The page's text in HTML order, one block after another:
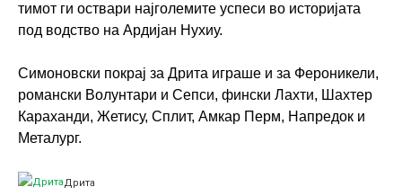
тимот ги оствари најголемите успеси во историјата
под водство на Ардијан Нухиу.
Симоновски покрај за Дрита играше и за Фероникели,
романски Волунтари и Сепси, фински Лахти, Шахтер
Караханди, Жетису, Сплит, Амкар Перм, Напредок и
Металург.
Дрита